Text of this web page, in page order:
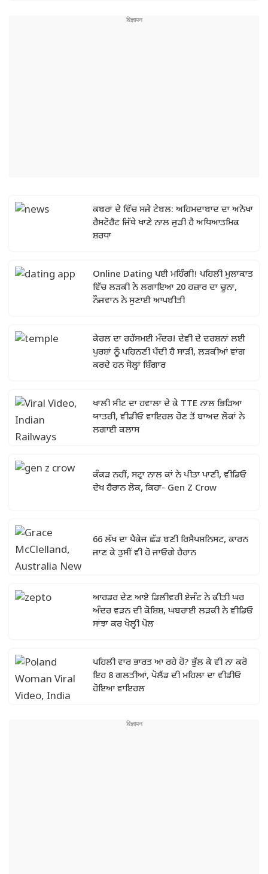
ਕਬਰਾਂ ਦੇ ਵਿੱਚ ਸਜੇ ਟੇਬਲ: ਅਹਿਮਦਾਬਾਦ ਦਾ ਅਨੋਖਾ
ਰੈਸਟੋਰੈਂਟ ਜਿੱਥੇ ਖਾਣੇ ਨਾਲ ਜੁੜੀ ਹੈ ਅਧਿਆਤਮਿਕ
ਸ਼ਰਧਾ
Online Dating ਪਈ ਮਹਿੰਗੀ! ਪਹਿਲੀ ਮੁਲਾਕਾਤ
ਵਿੱਚ ਲੜਕੀ ਨੇ ਲਗਾਇਆ 20 ਹਜ਼ਾਰ ਦਾ ਚੂਨਾ,
ਨੌਜਵਾਨ ਨੇ ਸੁਣਾਈ ਆਪਬੀਤੀ
ਕੇਰਲ ਦਾ ਰਹੱਸਮਈ ਮੰਦਰ! ਦੇਵੀ ਦੇ ਦਰਸ਼ਨਾਂ ਲਈ
ਪੁਰਸ਼ਾਂ ਨੂੰ ਪਹਿਨਣੀ ਪੈਂਦੀ ਹੈ ਸਾੜੀ, ਲੜਕੀਆਂ ਵਾਂਗ
ਖਾਲੀ ਸੀਟ ਦਾ ਹਵਾਲਾ ਦੇ ਕੇ TTE ਨਾਲ ਭਿੜਿਆ
ਯਾਤਰੀ, ਵੀਡੀਓ ਵਾਇਰਲ ਹੋਣ ਤੋਂ ਬਾਅਦ ਲੋਕਾਂ ਨੇ
ਲਗਾਈ ਕਲਾਸ
ਕੰਕੜ ਨਹੀਂ, ਸਟ੍ਰਾ ਨਾਲ ਕਾਂ ਨੇ ਪੀਤਾ ਪਾਣੀ, ਵੀਡਿਓ
ਦੇਖ ਹੈਰਾਨ ਲੋਕ, ਕਿਹਾ- Gen Z Crow
66 ਲੱਖ ਦਾ ਪੈਕੇਜ ਛੱਡ ਬਣੀ ਰਿਸੈਪਸ਼ਨਿਸਟ, ਕਾਰਨ
ਜਾਣ ਕੇ ਤੁਸੀਂ ਵੀ ਹੋ ਜਾਓਗੇ ਹੈਰਾਨ
ਆਰਡਰ ਦੇਣ ਆਏ ਡਿਲੀਵਰੀ ਏਜੰਟ ਨੇ ਕੀਤੀ ਘਰ
ਅੰਦਰ ਵੜਨ ਦੀ ਕੋਸ਼ਿਸ਼, ਘਬਰਾਈ ਲੜਕੀ ਨੇ ਵੀਡਿਓ
ਸਾਂਝਾ ਕਰ ਖੋਲ੍ਹੀ ਪੋਲ
ਪਹਿਲੀ ਵਾਰ ਭਾਰਤ ਆ ਰਹੇ ਹੋ? ਭੁੱਲ ਕੇ ਵੀ ਨਾ ਕਰੋ
ਇਹ 8 ਗਲਤੀਆਂ, ਪੋਲੈਂਡ ਦੀ ਮਹਿਲਾ ਦਾ ਵੀਡੀਓ
ਹੋਇਆ ਵਾਇਰਲ